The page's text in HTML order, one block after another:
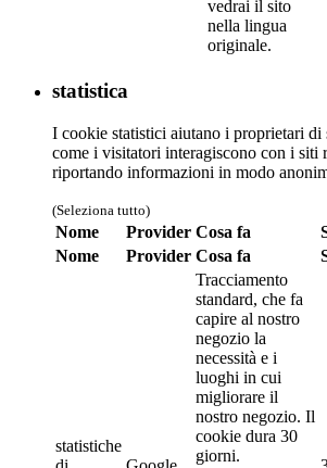
vedrai il sito
nella lingua
originale.
statistica
I cookie statistici aiutano i proprietari di
come i visitatori interagiscono con i siti
riportando informazioni in modo
(Seleziona tutto)
Nome Provider Cosa fa
Nome
Provider Cosa fa
statistiche
Tracciamento
standard, che fa
capire al nostro
negozio la
necessità e i
luoghi in cui
migliorare il
nostro negozio. Il
cookie dura 30
giorni.